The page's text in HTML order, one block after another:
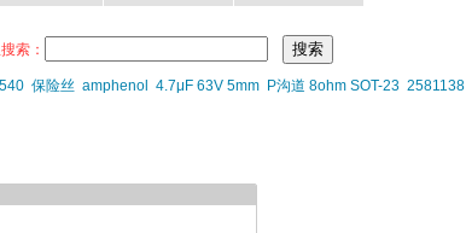
索：
保险丝 amphenol 4.7μF 63V 5mm P沟道 8ohm SOT-23 2581138